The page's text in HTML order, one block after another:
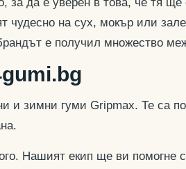
чудесно на сух, мокър или
е получил множество
и зимни гуми Gripmax. Те са
Нашият екип ще ви помогне